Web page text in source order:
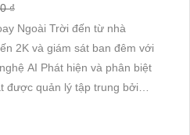
₫
Ngoài Trời đến từ nhà
2K và giám sát ban đêm với
AI Phát hiện và phân biệt
được quản lý tập trung bởi